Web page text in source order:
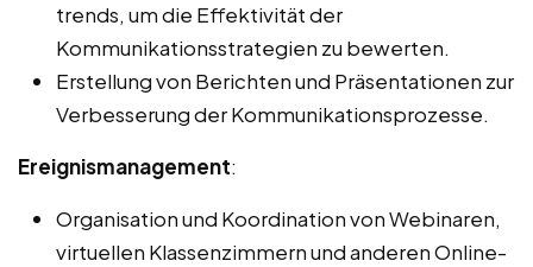
trends, um die Effektivität der
Kommunikationsstrategien zu bewerten.
Erstellung von Berichten und Präsentationen zur
Verbesserung der Kommunikationsprozesse.
Ereignismanagement:
Organisation und Koordination von Webinaren,
virtuellen Klassenzimmern und anderen Online-